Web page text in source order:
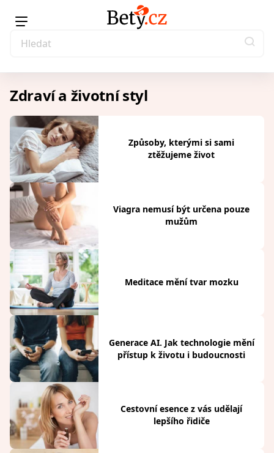
Zdraví a životní styl
Způsoby, kterými si sami
ztěžujeme život
Viagra nemusí být určena pouze
mužům
Meditace mění tvar mozku
Generace AI. Jak technologie mění
přístup k životu i budoucnosti
Cestovní esence z vás udělají
lepšího řidiče